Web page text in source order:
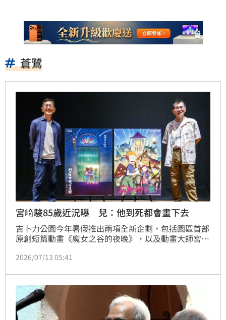
蒼鷺
宮﨑駿85歲近況曝 兒：他到死都會畫下去
吉卜力公園今年暑假推出兩項全新企劃，包括園區首部
原創短篇動畫《魔女之谷的夜晚》，以及動畫大師宮﨑
崎吾朗與山下明彥出席記者會，除了公布配音卡司，也
「他現在還在畫新的作品。」
2026/07/13 05:41